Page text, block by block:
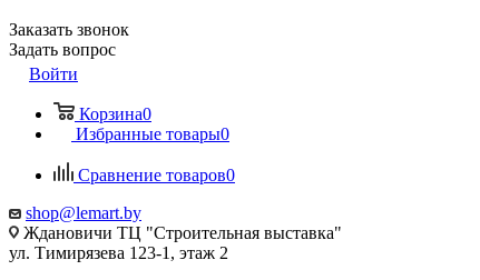
Заказать звонок
Задать вопрос
Войти
Корзина0
Избранные товары0
Сравнение товаров0
shop@lemart.by
Ждановичи ТЦ "Строительная выставка"
ул. Тимирязева 123-1, этаж 2